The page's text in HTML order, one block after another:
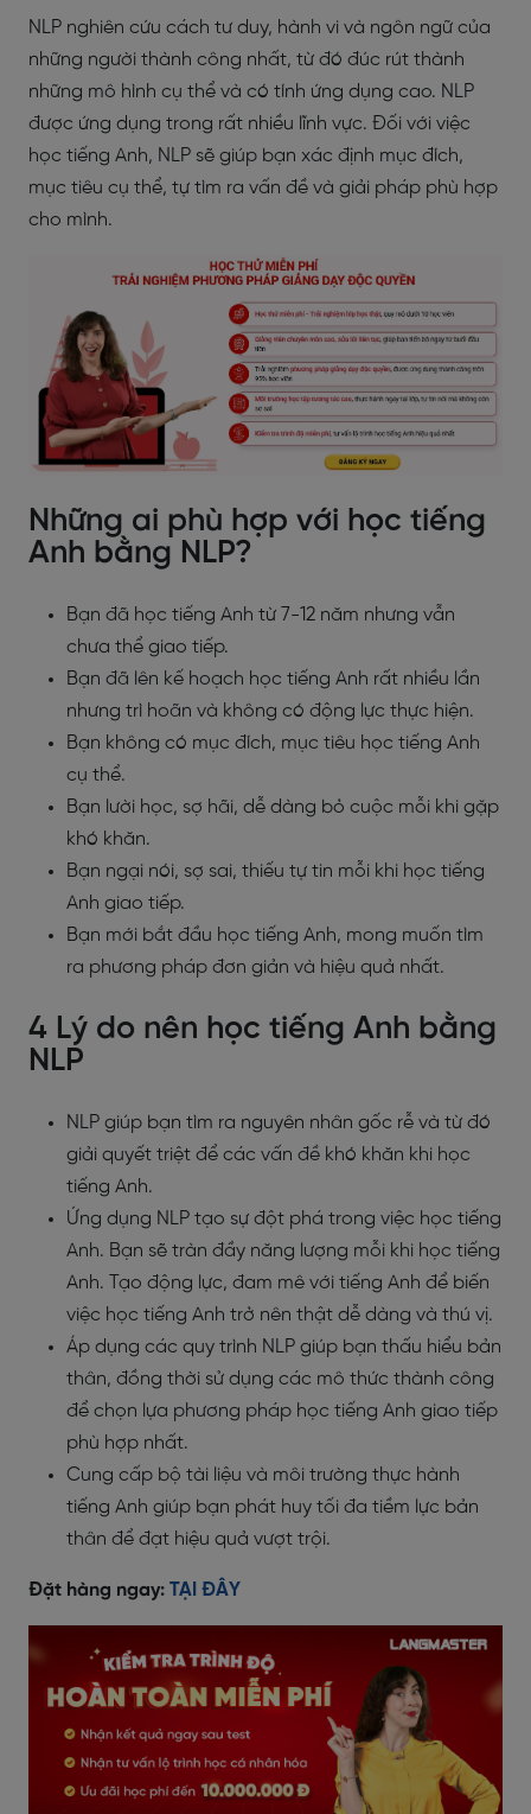
NLP nghiên cứu cách tư duy, hành vi và ngôn ngữ của
những người thành công nhất, từ đó đúc rút thành
những mô hình cụ thể và có tính ứng dụng cao. NLP
được ứng dụng trong rất nhiều lĩnh vực. Đối với việc
học tiếng Anh, NLP sẽ giúp bạn xác định mục đích,
mục tiêu cụ thể, tự tìm ra vấn đề và giải pháp phù hợp
cho mình.
Những ai phù hợp với học tiếng
Anh bằng NLP?
Bạn đã học tiếng Anh từ 7-12 năm nhưng vẫn
chưa thể giao tiếp.
Bạn đã lên kế hoạch học tiếng Anh rất nhiều lần
nhưng trì hoãn và không có động lực thực hiện.
Bạn không có mục đích, mục tiêu học tiếng Anh
cụ thể.
Bạn lười học, sợ hãi, dễ dàng bỏ cuộc mỗi khi gặp
khó khăn.
Bạn ngại nói, sợ sai, thiếu tự tin mỗi khi học tiếng
Anh giao tiếp.
Bạn mới bắt đầu học tiếng Anh, mong muốn tìm
ra phương pháp đơn giản và hiệu quả nhất.
4 Lý do nên học tiếng Anh bằng
NLP
NLP giúp bạn tìm ra nguyên nhân gốc rễ và từ đó
giải quyết triệt để các vấn đề khó khăn khi học
tiếng Anh.
Ứng dụng NLP tạo sự đột phá trong việc học tiếng
Anh. Bạn sẽ tràn đầy năng lượng mỗi khi học tiếng
Anh. Tạo động lực, đam mê với tiếng Anh để biến
việc học tiếng Anh trở nên thật dễ dàng và thú vị.
Áp dụng các quy trình NLP giúp bạn thấu hiểu bản
thân, đồng thời sử dụng các mô thức thành công
để chọn lựa phương pháp học tiếng Anh giao tiếp
phù hợp nhất.
Cung cấp bộ tài liệu và môi trường thực hành
tiếng Anh giúp bạn phát huy tối đa tiềm lực bản
thân để đạt hiệu quả vượt trội.
Đặt hàng ngay: TẠI ĐÂY